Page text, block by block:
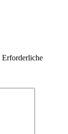
Erforderliche